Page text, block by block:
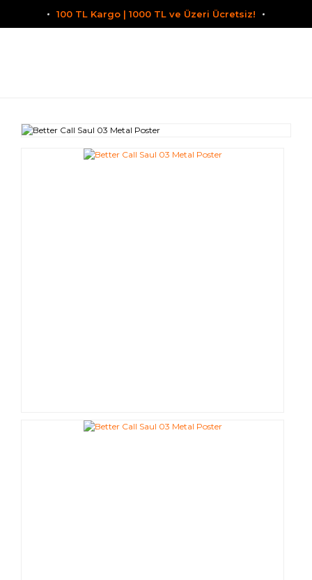
100 TL Kargo | 1000 TL ve Üzeri Ücretsiz!